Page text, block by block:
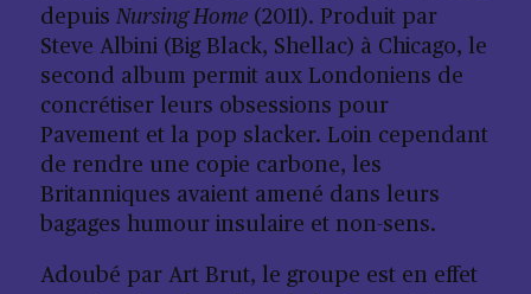
depuis Nursing Home(2011). Produit par
Steve Albini (Big Black, Shellac) à Chicago, le
second album permit aux Londoniens de
concrétiser leurs obsessions pour
Pavement et la pop slacker. Loin cependant
de rendre une copie carbone, les
Britanniques avaient amené dans leurs
bagages humour insulaire et non-sens.
Adoubé par Art Brut, le groupe est en effet